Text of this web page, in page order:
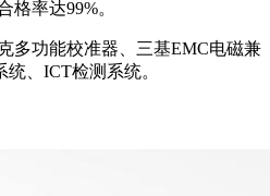
格率达99%。
多功能校准器、三基EMC电磁兼
、ICT检测系统。